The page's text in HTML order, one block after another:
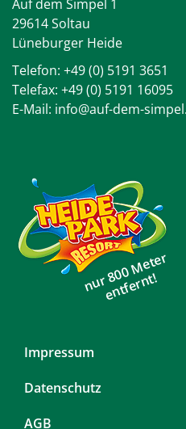
Auf dem Simpel 1
29614 Soltau
Lüneburger Heide
Telefon: +49 (0) 5191 3651
Telefax: +49 (0) 5191 16095
E-Mail: info@auf-dem-
nur 800 Meter
entfernt!
Navigation
überspringen
Impressum
Datenschutz
AGB